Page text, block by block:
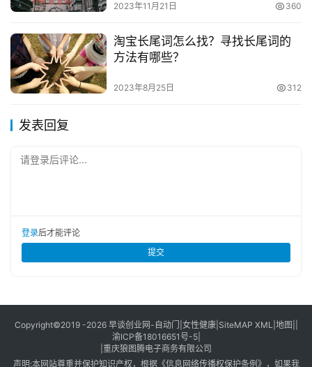
2023年11月21日 360
淘宝长尾词怎么找？寻找长尾词的
方法有哪些？
2023年8月25日 312
发表回复
请登录后评论...
登录后才能评论
提交
Copyright©2019 -2026 早谈创业网 - 自动门 女性健康| SiteMAP XML 地图
渝ICP备18016651号-5|
重庆狼图腾电子商务有限公司
声明:本网站尊重并保护知识产权，根据《信息网络传播权保护条例》，如果我